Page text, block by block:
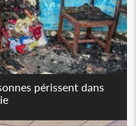
périssent dans